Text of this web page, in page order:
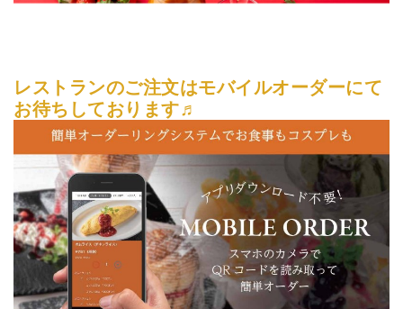
レストランのご注文はモバイルオーダーにて
お待ちしております♬